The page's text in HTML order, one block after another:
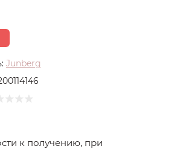
Junberg
к получению, при